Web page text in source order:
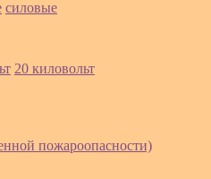
силовые
20 киловольт
пожароопасности)